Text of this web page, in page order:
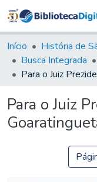
Início História de
Busca Integrada
Para o Juiz